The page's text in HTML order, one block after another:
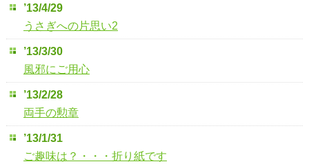
’13/4/29
うさぎへの片思い2
’13/3/30
風邪にご用心
’13/2/28
両手の勲章
’13/1/31
ご趣味は？・・・折り紙です